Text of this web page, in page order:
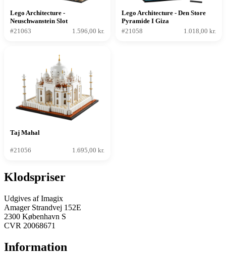
Lego Architecture -
Neuschwanstein Slot
#21063
1.596,00 kr.
Lego Architecture - Den Store
Pyramide I Giza
#21058
1.018,00 kr.
Taj Mahal
#21056 1.695,00 kr.
Klodspriser
Udgives af Imagix
Amager Strandvej 152E
2300 København S
CVR 20068671
Information